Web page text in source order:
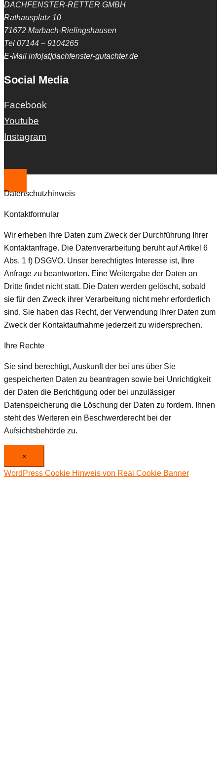
DACHFENSTER-RETTER GMBH
Rathausplatz 10
71672 Marbach-Rielingshausen
Tel 07144 – 9104265
E-Mail info[at]dachfenster-gutachter.de
Social Media
Facebook
Youtube
Instagram
Datenschutzhinweis
Kontaktformular
Wir erheben Ihre Daten zum Zweck der Durchführung Ihrer
Kontaktanfrage. Die Datenverarbeitung beruht auf Artikel 6
Abs. 1 f) DSGVO. Unser berechtigtes Interesse ist, Ihre
Anfrage zu beantworten. Eine Weitergabe der Daten an
Dritte findet nicht statt. Die Daten werden gelöscht, sobald
sie für den Zweck ihrer Verarbeitung nicht mehr erforderlich
sind. Sie haben das Recht, der Verwendung Ihrer Daten zum
Zweck der Kontaktaufnahme jederzeit zu widersprechen.
Ihre Rechte
Sie sind berechtigt, Auskunft der bei uns über Sie
gespeicherten Daten zu beantragen sowie bei Unrichtigkeit
der Daten die Berichtigung oder bei unzulässiger
Datenspeicherung die Löschung der Daten zu fordern. Ihnen
steht des Weiteren ein Beschwerderecht bei der
Aufsichtsbehörde zu.
×
WordPress Cookie Hinweis von Real Cookie Banner